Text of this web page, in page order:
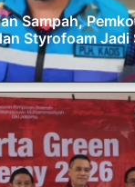
Sampah,
Styrofoam Jadi